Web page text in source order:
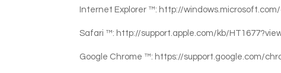
Internet Explorer ™: http://
Safari ™: http://support.apple.com/kb/
Google Chrome ™: https://support.google.com/